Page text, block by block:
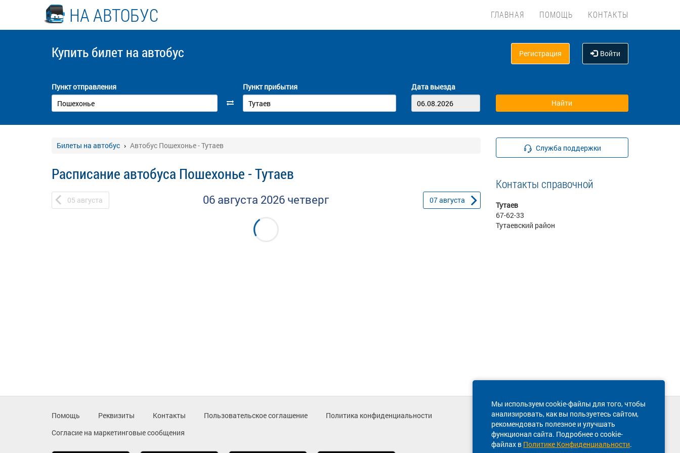
НА АВТОБУС ГЛАВНАЯ ПОМОЩЬ КОНТАКТЫ
Купить билет на автобус Регистрация Войти
Пункт отправления Пункт прибытия Дата выезда
Билеты на автобус Автобус Пошехонье - Тутаев
Расписание автобуса Пошехонье - Тутаев
05 августа 06 августа 2026 четверг 07августа
Служба поддержки
Контакты справочной
Тутаев
67-62-33
Тутаевский район
Мы используем cookie-файлы для того, чтобы
анализировать, как вы пользуетесь сайтом,
рекомендовать полезное и улучшать
функционал сайта. Подробнее о cookie-
файлах в Политике Конфиденциальности.
Помощь Реквизиты Контакты Пользовательское соглашение
Политика конфиденциальности
Согласие на маркетинговые сообщения
Техническая поддержка сайта
8 800 600-03-38